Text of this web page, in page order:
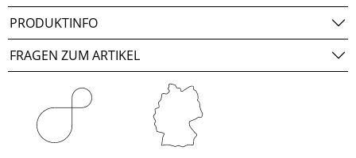
PRODUKTINFO
FRAGEN ZUM ARTIKEL